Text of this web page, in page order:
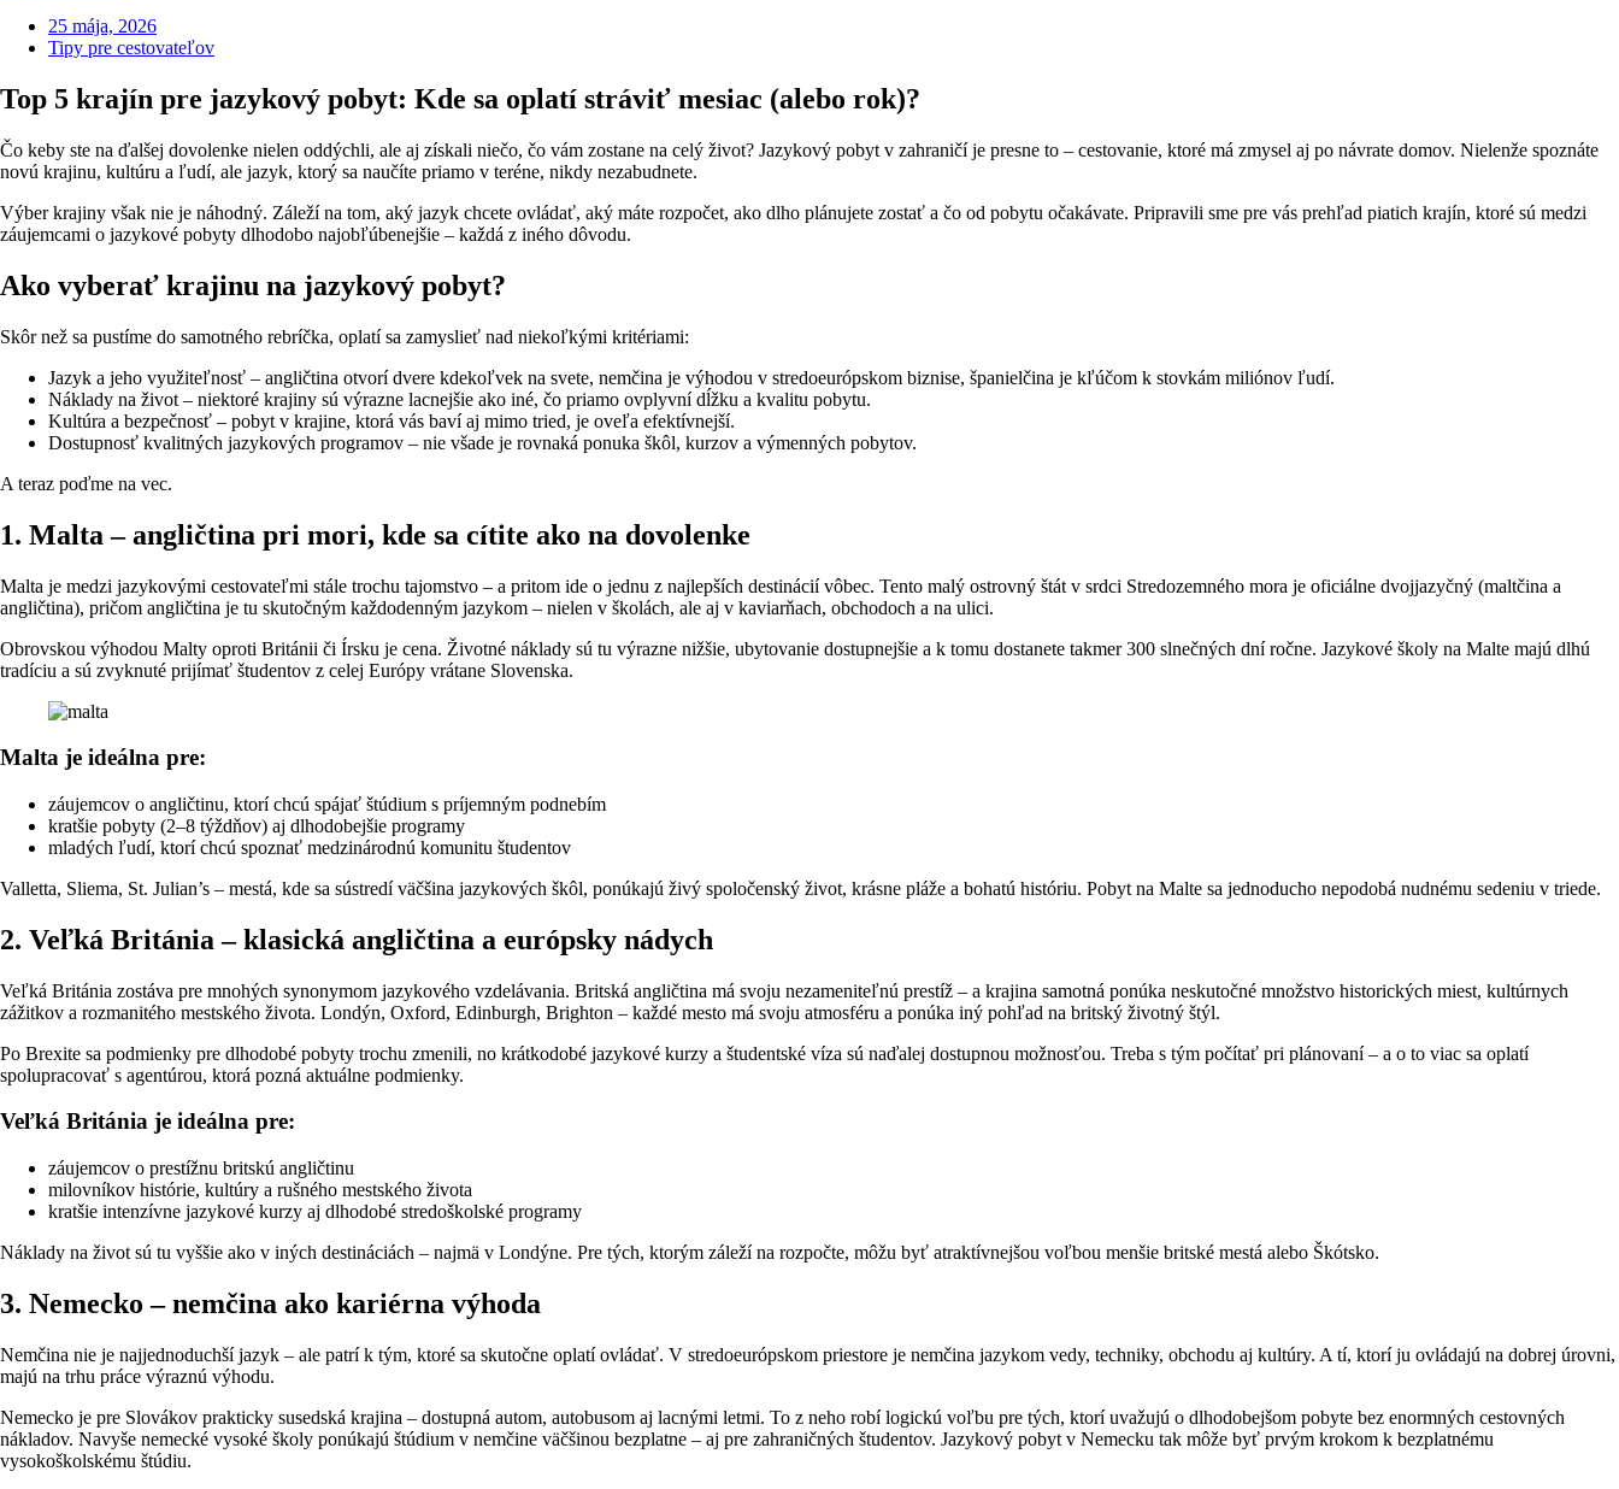
25 mája, 2026
Tipy pre cestovateľov
Top 5 krajín pre jazykový pobyt: Kde sa oplatí stráviť mesiac (alebo rok)?
Čo keby ste na ďalšej dovolenke nielen oddýchli, ale aj získali niečo, čo vám zostane na celý život? Jazykový pobyt v zahraničí je presne to – cestovanie, ktoré má zmysel aj po návrate domov. Nielenže spoznáte
novú krajinu, kultúru a ľudí, ale jazyk, ktorý sa naučíte priamo v teréne, nikdy nezabudnete.
Výber krajiny však nie je náhodný. Záleží na tom, aký jazyk chcete ovládať, aký máte rozpočet, ako dlho plánujete zostať a čo od pobytu očakávate. Pripravili sme pre vás prehľad piatich krajín, ktoré sú medzi
záujemcami o jazykové pobyty dlhodobo najobľúbenejšie – každá z iného dôvodu.
Ako vyberať krajinu na jazykový pobyt?
Skôr než sa pustíme do samotného rebríčka, oplatí sa zamyslieť nad niekoľkými kritériami:
Jazyk a jeho využiteľnosť – angličtina otvorí dvere kdekoľvek na svete, nemčina je výhodou v stredoeurópskom biznise, španielčina je kľúčom k stovkám miliónov ľudí.
Náklady na život – niektoré krajiny sú výrazne lacnejšie ako iné, čo priamo ovplyvní dĺžku a kvalitu pobytu.
Kultúra a bezpečnosť – pobyt v krajine, ktorá vás baví aj mimo tried, je oveľa efektívnejší.
Dostupnosť kvalitných jazykových programov – nie všade je rovnaká ponuka škôl, kurzov a výmenných pobytov.
A teraz poďme na vec.
1. Malta – angličtina pri mori, kde sa cítite ako na dovolenke
Malta je medzi jazykovými cestovateľmi stále trochu tajomstvo – a pritom ide o jednu z najlepších destinácií vôbec. Tento malý ostrovný štát v srdci Stredozemného mora je oficiálne dvojjazyčný (maltčina a
angličtina), pričom angličtina je tu skutočným každodenným jazykom – nielen v školách, ale aj v kaviarňach, obchodoch a na ulici.
Obrovskou výhodou Malty oproti Británii či Írsku je cena. Životné náklady sú tu výrazne nižšie, ubytovanie dostupnejšie a k tomu dostanete takmer 300 slnečných dní ročne. Jazykové školy na Malte majú dlhú
tradíciu a sú zvyknuté prijímať študentov z celej Európy vrátane Slovenska.
Malta je ideálna pre:
záujemcov o angličtinu, ktorí chcú spájať štúdium s príjemným podnebím
kratšie pobyty (2–8 týždňov) aj dlhodobejšie programy
mladých ľudí, ktorí chcú spoznať medzinárodnú komunitu študentov
Valletta, Sliema, St. Julian’s – mestá, kde sa sústredí väčšina jazykových škôl, ponúkajú živý spoločenský život, krásne pláže a bohatú históriu. Pobyt na Malte sa jednoducho nepodobá nudnému sedeniu v triede.
2. Veľká Británia – klasická angličtina a európsky nádych
Veľká Británia zostáva pre mnohých synonymom jazykového vzdelávania. Britská angličtina má svoju nezameniteľnú prestíž – a krajina samotná ponúka neskutočné množstvo historických miest, kultúrnych
zážitkov a rozmanitého mestského života. Londýn, Oxford, Edinburgh, Brighton – každé mesto má svoju atmosféru a ponúka iný pohľad na britský životný štýl.
Po Brexite sa podmienky pre dlhodobé pobyty trochu zmenili, no krátkodobé jazykové kurzy a študentské víza sú naďalej dostupnou možnosťou. Treba s tým počítať pri plánovaní – a o to viac sa oplatí
spolupracovať s agentúrou, ktorá pozná aktuálne podmienky.
Veľká Británia je ideálna pre:
záujemcov o prestížnu britskú angličtinu
milovníkov histórie, kultúry a rušného mestského života
kratšie intenzívne jazykové kurzy aj dlhodobé stredoškolské programy
Náklady na život sú tu vyššie ako v iných destináciách – najmä v Londýne. Pre tých, ktorým záleží na rozpočte, môžu byť atraktívnejšou voľbou menšie britské mestá alebo Škótsko.
3. Nemecko – nemčina ako kariérna výhoda
Nemčina nie je najjednoduchší jazyk – ale patrí k tým, ktoré sa skutočne oplatí ovládať. V stredoeurópskom priestore je nemčina jazykom vedy, techniky, obchodu aj kultúry. A tí, ktorí ju ovládajú na dobrej úrovni,
majú na trhu práce výraznú výhodu.
Nemecko je pre Slovákov prakticky susedská krajina – dostupná autom, autobusom aj lacnými letmi. To z neho robí logickú voľbu pre tých, ktorí uvažujú o dlhodobejšom pobyte bez enormných cestovných
nákladov. Navyše nemecké vysoké školy ponúkajú štúdium v nemčine väčšinou bezplatne – aj pre zahraničných študentov. Jazykový pobyt v Nemecku tak môže byť prvým krokom k bezplatnému
vysokoškolskému štúdiu.